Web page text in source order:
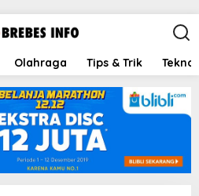
Olahraga Tips & Trik